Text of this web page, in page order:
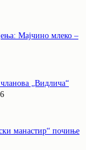
Мајчино млеко –
„Видлича“
манастир“ почиње